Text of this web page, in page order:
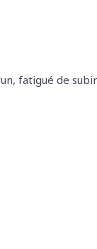
fatigué de subir